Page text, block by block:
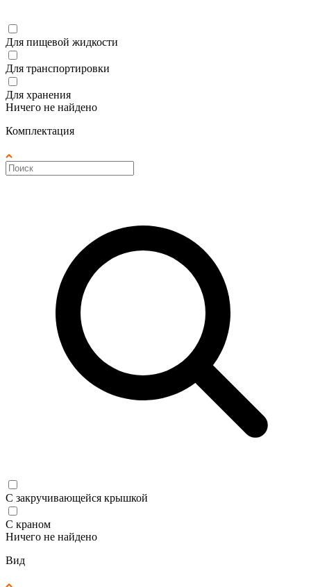
Для пищевой жидкости
Для транспортировки
Для хранения
Ничего не найдено
Комплектация
С закручивающейся крышкой
С краном
Ничего не найдено
Вид